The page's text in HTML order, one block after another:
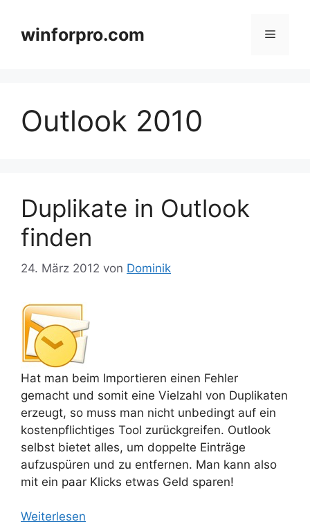
springenwinforpro.com Menü
Outlook 2010
Duplikate in Outlook
finden
24. März 2012 von Dominik
Hat man beim Importieren einen Fehler
gemacht und somit eine Vielzahl von Duplikaten
erzeugt, so muss man nicht unbedingt auf ein
kostenpflichtiges Tool zurückgreifen. Outlook
selbst bietet alles, um doppelte Einträge
aufzuspüren und zu entfernen. Man kann also
mit ein paar Klicks etwas Geld sparen!
Weiterlesen